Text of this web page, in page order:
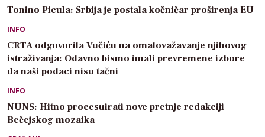
Tonino Picula: Srbija je postala kočničar proširenja EU
INFO
CRTA odgovorila Vučiću na omalovažavanje njihovog
istraživanja: Odavno bismo imali prevremene izbore
da naši podaci nisu tačni
INFO
NUNS: Hitno procesuirati nove pretnje redakciji
Bečejskog mozaika